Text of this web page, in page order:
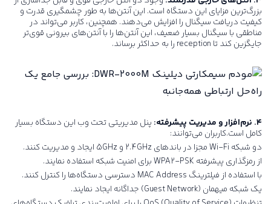
بزرگ‌ترین مزایای این دستگاه است. این آنتن‌ها به طور چشمگیری قدرت و
کیفیت دریافت سیگنال را افزایش می‌دهند. همچنین، کاربر می‌تواند در
مناطقی با سیگنال بسیار ضعیف، این آنتن‌ها را با آنتن‌های بیرونی قوی‌تر
جایگزین کند تا reception را به حداکثر برساند.
۴. نرم‌افزار و مدیریت پیشرفته:
پنل مدیریتی تحت وب این دستگاه بسیار
کامل است.کاربران می‌توانند:
دو شبکه Wi-Fi مجزا در باندهای 2.4GHz و 5GHz ایجاد و مدیریت کنند.
از رمزگذاری پیشرفته WPA2-PSK برای امنیت شبکه استفاده نمایند.
با استفاده از فیلترینگ MAC Address دسترسی دستگاه‌ها را کنترل کنند.
یک شبکه میهمان (Guest Network) جداگانه ایجاد نمایند.